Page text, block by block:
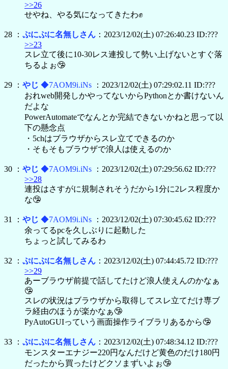
>>26
せやね、やる気になってきたわ✊
28 ： ぷにぷに名無しさん ：2023/12/02(土) 07:26:40.23 ID:???
>>23
スレ立て後に10-30レス連投して勢い上げないとすぐ落
ちるよぉ🤥
29 ： やじ ◆7AOM9i.iNs
：2023/12/02(土) 07:29:02.11 ID:???
おれweb開発しかやってないからPythonとか書けないん
だよな
PowerAutomateでなんとか完結できないかねと思って以
下の懸念点
・5chはブラウザからスレ立てできるのか
・そもそもブラウザで浪人は使えるのか
30 ： やじ ◆7AOM9i.iNs
：2023/12/02(土) 07:29:56.62 ID:???
>>28
連投はさすがに規制されそうだから1分に2レス程度か
な🤥
31 ： やじ ◆7AOM9i.iNs
：2023/12/02(土) 07:30:45.62 ID:???
余ってるpcを久しぶりに起動した
ちょっと試してみるわ
32 ： ぷにぷに名無しさん ：2023/12/02(土) 07:44:45.72 ID:???
>>29
あーブラウザ前提で話してたけど浪人使えんのかなぁ
🤥
スレの状況はブラウザから取得してスレ立てだけ専ブ
ラ経由のほうが楽かなぁ🤥
PyAutoGUIっていう画面操作ライブラリあるから🤥
33 ： ぷにぷに名無しさん ：2023/12/02(土) 07:48:34.12 ID:???
モンスターエナジー220円なんだけど黄色のだけ180円
だったから買ったけどクソまずいよぉ🤥